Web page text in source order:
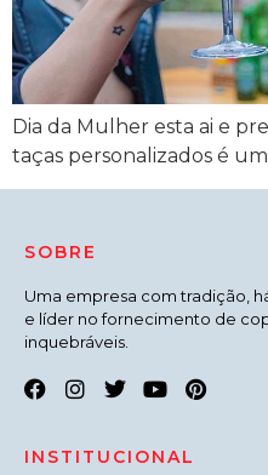
Dia da Mulher esta ai e
taças personalizados é
SOBRE
Uma empresa com tradição,
e líder no fornecimento de
inquebráveis.
INSTITUCIONAL